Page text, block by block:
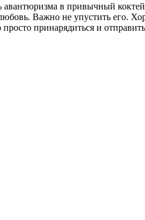
авантюризма в привычный
Важно не упустить его.
принарядиться и